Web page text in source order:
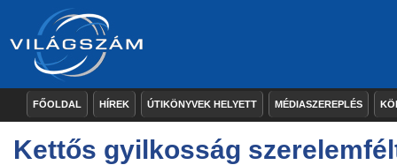
FŐOLDAL HÍREK ÚTIKÖNYVEK HELYETT MÉDIASZEREPLÉS
Kettős gyilkosság